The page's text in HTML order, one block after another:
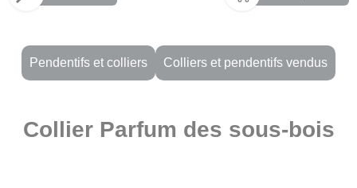
Pendentifs et colliers Colliers et pendentifs vendus
Collier Parfum des sous-bois